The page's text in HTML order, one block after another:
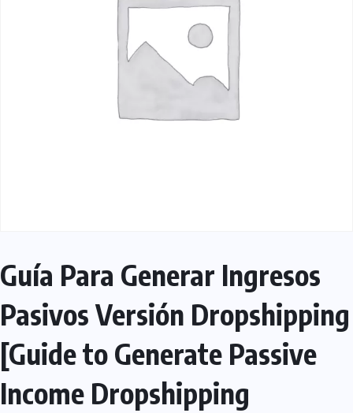
Guía Para Generar Ingresos
Pasivos Versión Dropshipping
[Guide to Generate Passive
Income Dropshipping